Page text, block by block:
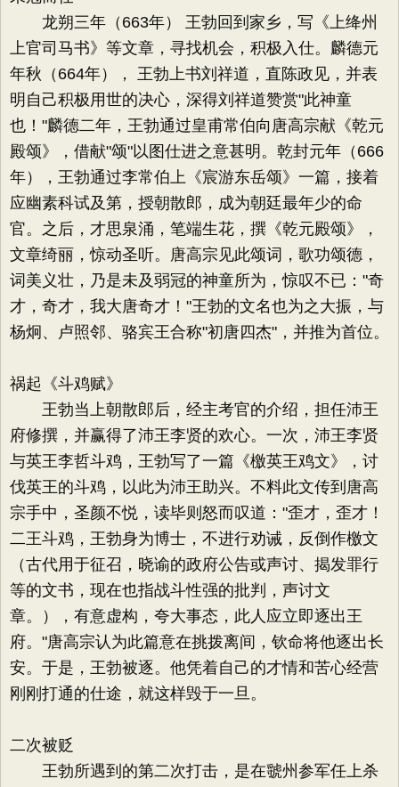
龙朔三年（663年） 王勃回到家乡，写《上绛州
上官司马书》等文章，寻找机会，积极入仕。麟德元
年秋（664年）， 王勃上书刘祥道，直陈政见，并表
明自己积极用世的决心，深得刘祥道赞赏"此神童
也！"麟德二年，王勃通过皇甫常伯向唐高宗献《乾元
殿颂》，借献"颂"以图仕进之意甚明。乾封元年（666
年），王勃通过李常伯上《宸游东岳颂》一篇，接着
应幽素科试及第，授朝散郎，成为朝廷最年少的命
官。之后，才思泉涌，笔端生花，撰《乾元殿颂》，
文章绮丽，惊动圣听。唐高宗见此颂词，歌功颂德，
词美义壮，乃是未及弱冠的神童所为，惊叹不已："奇
才，奇才，我大唐奇才！"王勃的文名也为之大振，与
杨炯、卢照邻、骆宾王合称"初唐四杰"，并推为首位。
祸起《斗鸡赋》
王勃当上朝散郎后，经主考官的介绍，担任沛王
府修撰，并赢得了沛王李贤的欢心。一次，沛王李贤
与英王李哲斗鸡，王勃写了一篇《檄英王鸡文》，讨
伐英王的斗鸡，以此为沛王助兴。不料此文传到唐高
宗手中，圣颜不悦，读毕则怒而叹道："歪才，歪才！
二王斗鸡，王勃身为博士，不进行劝诫，反倒作檄文
（古代用于征召，晓谕的政府公告或声讨、揭发罪行
等的文书，现在也指战斗性强的批判，声讨文
章。），有意虚构，夸大事态，此人应立即逐出王
府。"唐高宗认为此篇意在挑拨离间，钦命将他逐出长
安。于是，王勃被逐。他凭着自己的才情和苦心经营
刚刚打通的仕途，就这样毁于一旦。
二次被贬
王勃所遇到的第二次打击，是在虢州参军任上杀